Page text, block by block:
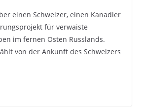
einen Schweizer, einen Kanadier
für verwaiste
im fernen Osten Russlands.
von der Ankunft des Schweizers